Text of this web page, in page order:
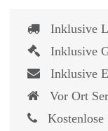
1.825,- €
Inklusive
Inklusive
Inklusive
Vor Ort